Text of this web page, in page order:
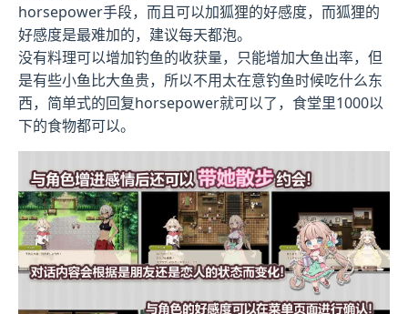
horsepower手段，而且可以加狐狸的好感度，而狐狸的
好感度是最难加的，建议每天都泡。
没有料理可以增加钓鱼的收获量，只能增加大鱼出率，但
是有些小鱼比大鱼贵，所以不用太在意钓鱼时候吃什么东
西，简单式的回复horsepower就可以了，食堂里1000以
下的食物都可以。